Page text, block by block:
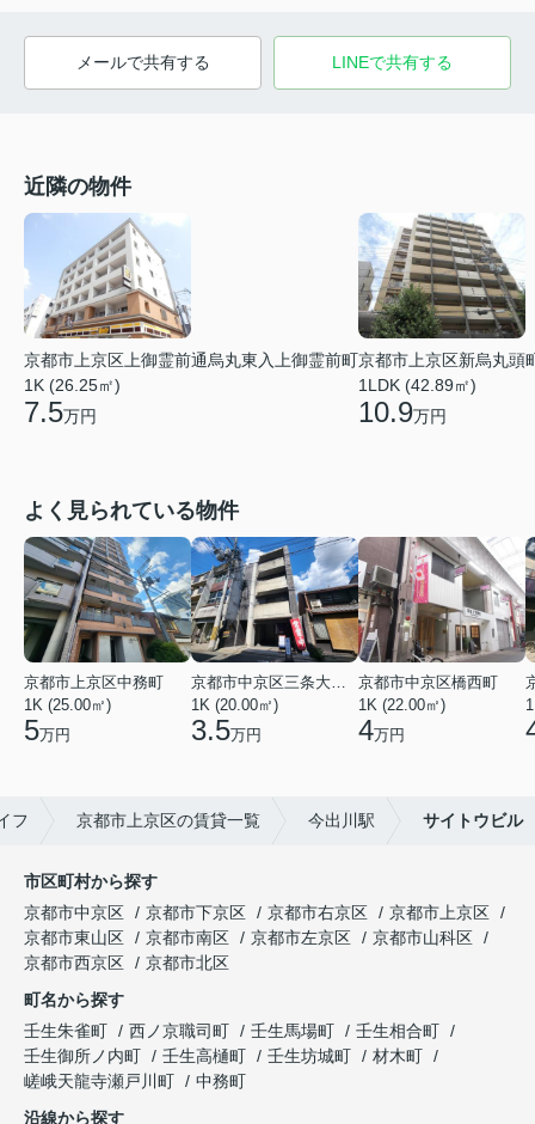
メールで共有する LINEで共有する
近隣の物件
京都市上京区上御霊前通烏丸東入上御霊前町
1K (26.25㎡)
7.5万円
京都市上京区新烏丸頭
1LDK (42.89㎡)
10.9万円
よく見られている物件
京都市上京区中務町
1K (25.00㎡)
5万円
京都市中京区三条大宮町
1K (20.00㎡)
3.5万円
京都市中京区橋西町
1K (22.00㎡)
4万円
フ 京都市上京区の賃貸一覧 今出川駅 サイトウビル
市区町村から探す
京都市中京区
京都市下京区 京都市右京区
京都市上京区
京都市東山区
京都市南区 京都市左京区
京都市山科区
京都市西京区
京都市北区
町名から探す
壬生朱雀町
西ノ京職司町 壬生馬場町
壬生相合町
壬生御所ノ内町
壬生高樋町 壬生坊城町
材木町
嵯峨天龍寺瀬戸川町
中務町
沿線から探す